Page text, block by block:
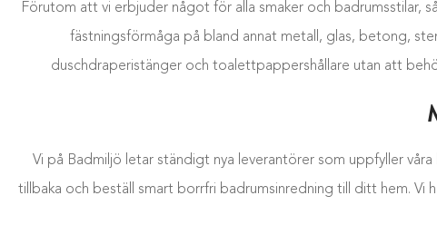
Förutom att vi erbjuder något för alla smaker och badrumsstilar,
fästningsförmåga på bland annat metall, glas, betong,
duschdraperistänger och toalettpappershållare utan att
Vi på Badmiljö letar ständigt nya leverantörer som uppfyller
tillbaka och beställ smart borrfri badrumsinredning till ditt hem. Vi